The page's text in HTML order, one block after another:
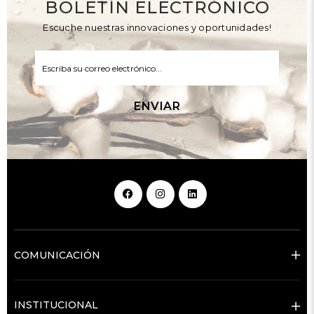
BOLETÍN ELECTRÓNICO
Escuche nuestras innovaciones y oportunidades!
ENVIAR
COMUNICACIÓN
INSTITUCIONAL